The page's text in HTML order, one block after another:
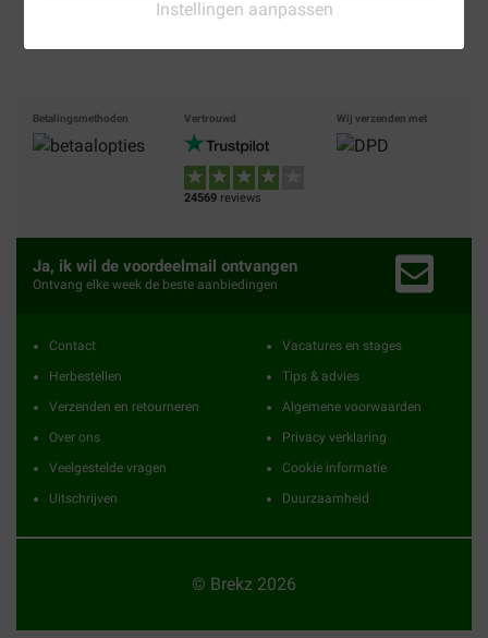
Instellingen aanpassen
Gratis bezorging vanaf €
Betalingsmethoden Vertrouwd
24569 reviews
Wij verzenden met
Ja, ik wil de voordeelmail ontvangen
Ontvang elke week de beste aanbiedingen
Contact
Herbestellen
Verzenden en retourneren
Over ons
Veelgestelde vragen
Uitschrijven
Vacatures en stages
Tips & advies
Algemene voorwaarden
Privacy verklaring
Cookie informatie
Duurzaamheid
© Brekz 2026